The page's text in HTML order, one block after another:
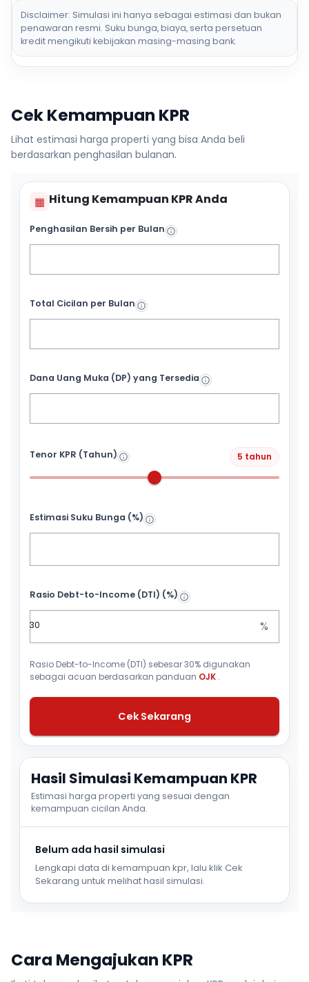
Disclaimer: Simulasi ini hanya sebagai estimasi dan bukan
penawaran resmi. Suku bunga, biaya, serta persetuan
kredit mengikuti kebijakan masing-masing bank.
Cek Kemampuan KPR
Lihat estimasi harga properti yang bisa Anda beli
berdasarkan penghasilan bulanan.
▦ Hitung Kemampuan KPR Anda
Penghasilan Bersih per Bulan
Total Cicilan per Bulan
Dana Uang Muka (DP) yang Tersedia
Tenor KPR (Tahun) 5 tahun
Estimasi Suku Bunga (%)
Rasio Debt-to-Income (DTI) (%)
%
Rasio Debt-to-Income (DTI) sebesar 30% digunakan
sebagai acuan berdasarkan panduan OJK .
Cek Sekarang
Hasil Simulasi Kemampuan KPR
Estimasi harga properti yang sesuai dengan
kemampuan cicilan Anda.
Belum ada hasil simulasi
Lengkapi data di kemampuan kpr, lalu klik Cek
Sekarang untuk melihat hasil simulasi.
Cara Mengajukan KPR